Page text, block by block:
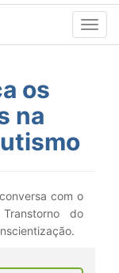
os
na
com o
do